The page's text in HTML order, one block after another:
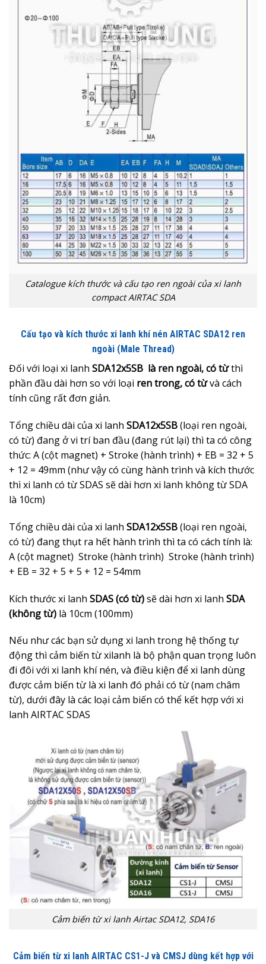
Catalogue kích thước và cấu tạo ren ngoài của xi lanh
compact AIRTAC SDA
Cấu tạo và kích thước xi lanh khí nén AIRTAC SDA12 ren
ngoài (Male Thread)
Đối với loại xi lanh SDA12x5SB là ren ngoài, có từthì
phần đầu dài hơn so với loại ren trong, có từvà cách
tính cũng rất đơn giản.
Tổng chiều dài của xi lanh SDA12x5SB(loại ren ngoài,
có từ) đang ở vi trí ban đầu (đang rút lại) thì ta có công
thức: A (cột magnet) + Stroke (hành trình) + EB = 32 + 5
+ 12 = 49mm (như vậy có cùng hành trình và kích thước
thì xi lanh có từ SDAS sẽ dài hơn xi lanh không từ SDA
là 10cm)
Tổng chiều dài của xi lanh SDA12x5SB(loại ren ngoài,
có từ) đang thụt ra hết hành trình thì ta có cách tính là:
A (cột magnet) Stroke (hành trình) Stroke (hành trình)
+ EB = 32 + 5 + 5 + 12 = 54mm
Kích thước xi lanh SDAS (có từ)sẽ dài hơn xi lanh SDA
(không từ) là 10cm (100mm)
Nếu như các bạn sử dụng xi lanh trong hệ thống tự
động thì cảm biến từ xilanh là bộ phận quan trọng luôn
đi đôi với xi lanh khí nén, và điều kiện để xi lanh dùng
được cảm biến từ là xi lanh đó phải có từ (nam châm
từ), dưới đây là các loại cảm biến có thể kết hợp với xi
lanh AIRTAC SDAS
Cảm biến từ xi lanh Airtac SDA12, SDA16
Cảm biến từ xi lanh AIRTAC CS1-J và CMSJ dùng kết hợp với